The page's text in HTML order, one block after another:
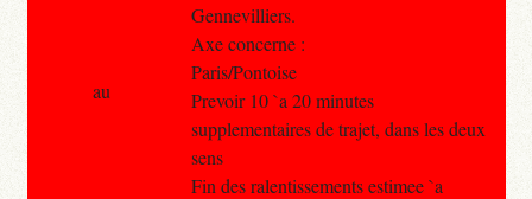
Gennevilliers.
Axe concerne :
Paris/Pontoise
Prevoir 10 `a 20 minutes
supplementaires de trajet, dans les deux
sens
Fin des ralentissements estimee `a
au